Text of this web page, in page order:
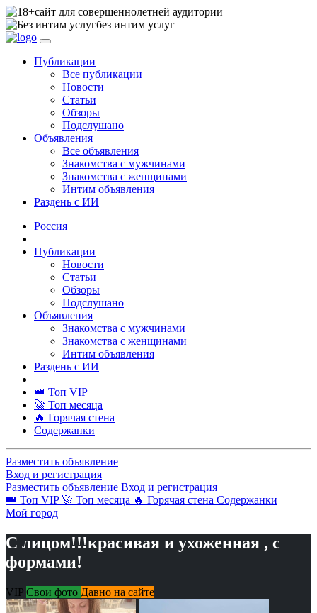
сайт для совершеннолетней аудитории
без интим услуг
Публикации
Все публикации
Новости
Статьи
Обзоры
Подслушано
Объявления
Все объявления
Знакомства с мужчинами
Знакомства с женщинами
Интим объявления
Раздень с ИИ
Россия
Публикации
Новости
Статьи
Обзоры
Подслушано
Объявления
Знакомства с мужчинами
Знакомства с женщинами
Интим объявления
Раздень с ИИ
👑 Топ VIP
🚀 Топ месяца
🔥 Горячая стена
Содержанки
Разместить объявление
Вход и регистрация
Разместить объявление Вход и регистрация
👑 Топ VIP 🚀 Топ месяца 🔥 Горячая стена Содержанки
Мой город
С лицом!!!красивая и ухоженная , с
формами!
VIP Свои фото Давно на сайте